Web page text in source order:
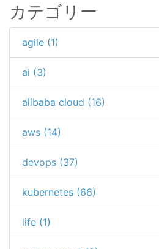
カテゴリー
agile (1)
ai (3)
alibaba cloud (16)
aws (14)
devops (37)
kubernetes (66)
life (1)